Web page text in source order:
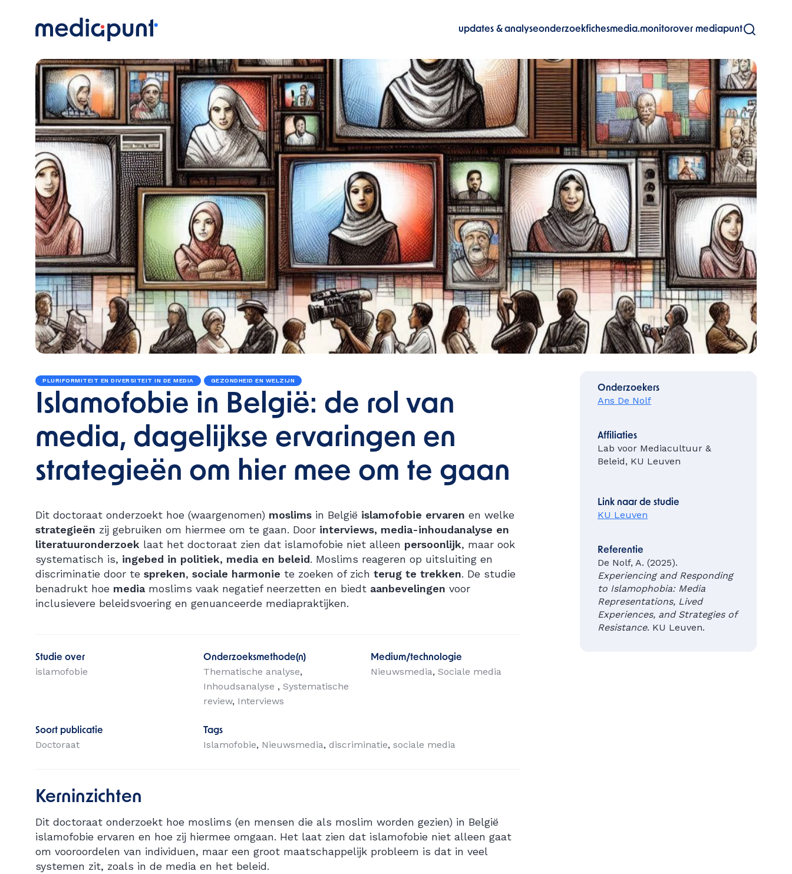
updates & analyseonderzoekfichesmedia.monitorover mediapunt
PLURIFORMITEIT EN DIVERSITEIT IN DE MEDIA GEZONDHEID EN WELZIJN
Islamofobie in België: de rol van
media, dagelijkse ervaringen en
strategieën om hier mee om te gaan
Dit doctoraat onderzoekt hoe (waargenomen) moslims in België islamofobie ervaren en welke
strategieën zij gebruiken om hiermee om te gaan. Door interviews, media-inhoudanalyse en
literatuuronderzoek laat het doctoraat zien dat islamofobie niet alleen persoonlijk, maar ook
systematisch is, ingebed in politiek, media en beleid. Moslims reageren op uitsluiting en
discriminatie door te spreken, sociale harmonie te zoeken of zich terug te trekken. De studie
benadrukt hoe mediamoslims vaak negatief neerzetten en biedt aanbevelingen voor
inclusievere beleidsvoering en genuanceerde mediapraktijken.
Studie over
islamofobie
Onderzoeksmethode(n)
Thematische analyse
Inhoudsanalyse
Systematische
review Interviews
Medium/technologie
Nieuwsmedia Sociale media
Soort publicatie
Doctoraat
Tags
Islamofobie Nieuwsmedia discriminatie sociale media
Kerninzichten
Dit doctoraat onderzoekt hoe moslims (en mensen die als moslim worden gezien) in België
islamofobie ervaren en hoe zij hiermee omgaan. Het laat zien dat islamofobie niet alleen gaat
om vooroordelen van individuen, maar een groot maatschappelijk probleem is dat in veel
systemen zit, zoals in de media en het beleid.
Onderzoekers
Ans De Nolf
Affiliaties
Lab voor Mediacultuur &
Beleid, KU Leuven
Link naar de studie
KU Leuven
Referentie
De Nolf, A. (2025).
Experiencing and Responding
to Islamophobia: Media
Representations, Lived
Experiences, and Strategies of
Resistance. KU Leuven.